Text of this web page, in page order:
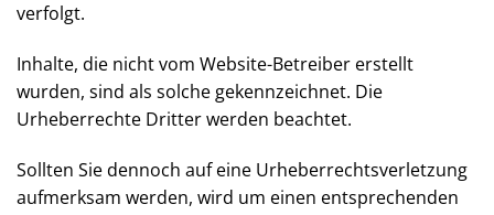
Vervielfältigung oder Verwendung sämtlicher Inhalte
gedruckten Medien ist ohne vorherige Zustimmung
des Website-Betreibers untersagt und wird ggf.
verfolgt.
Inhalte, die nicht vom Website-Betreiber erstellt
wurden, sind als solche gekennzeichnet. Die